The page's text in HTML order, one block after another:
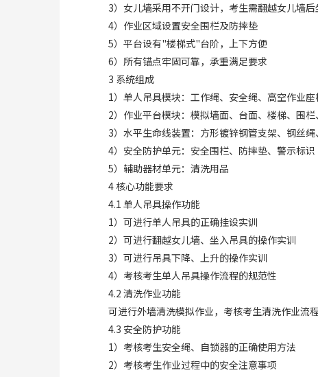
3）女儿墙采用不开门设计，考生需翻越女儿墙
4）作业区域设置安全围栏及防摔垫
5）平台设有"楼梯式"台阶，上下方便
6）所有锚点牢固可靠，承重满足要求
3 系统组成
1）单人吊具模块：工作绳、安全绳、高空作业
2）作业平台模块：模拟墙面、台面、楼梯、围
3）水平生命线装置：方形镀锌钢管支架、钢丝
4）安全防护单元：安全围栏、防摔垫、警示标识
5）辅助器材单元：清洗用品
4 核心功能要求
4.1 单人吊具操作功能
1）可进行单人吊具的正确挂设实训
2）可进行翻越女儿墙、坐入吊具的操作实训
3）可进行吊具下降、上升的操作实训
4）考核考生单人吊具操作流程的规范性
4.2 清洗作业功能
可进行外墙清洗模拟作业，考核考生清洗作业流
4.3 安全防护功能
1）考核考生安全绳、自锁器的正确使用方法
2）考核考生作业过程中的安全注意事项